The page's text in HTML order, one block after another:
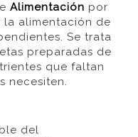
Alimentación por
la alimentación de
Se trata
preparadas de
que faltan
necesiten.
del